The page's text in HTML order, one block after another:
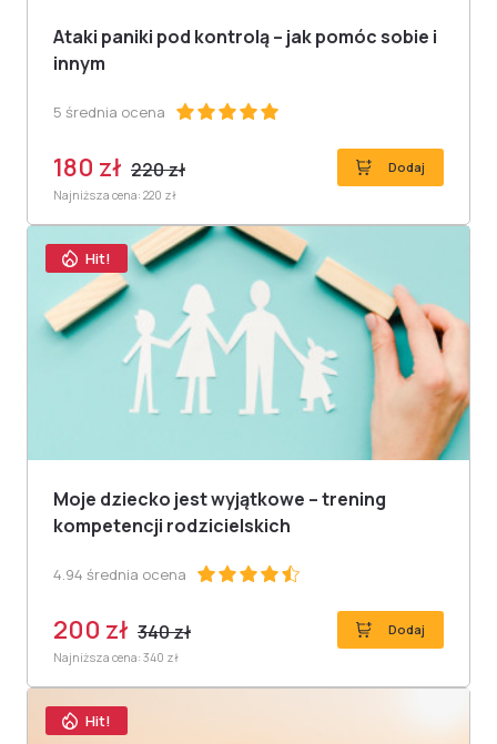
Ataki paniki pod kontrolą – jak pomóc sobie i
innym
5 średnia ocena
180 zł 220 zł Dodaj
Najniższa cena: 220 zł
Hit!
Moje dziecko jest wyjątkowe – trening
kompetencji rodzicielskich
4.94 średnia ocena
200 zł 340 zł Dodaj
Najniższa cena: 340 zł
Hit!